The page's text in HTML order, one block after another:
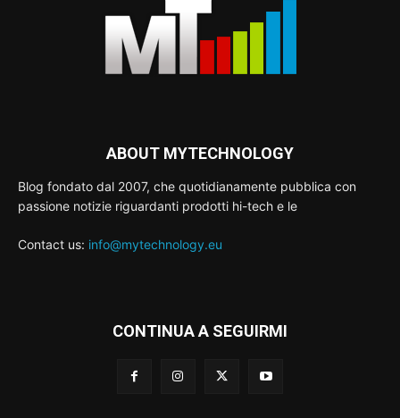
ABOUT MYTECHNOLOGY
Blog fondato dal 2007, che quotidianamente pubblica con
passione notizie riguardanti prodotti hi-tech e le
Contact us: info@mytechnology.eu
CONTINUA A SEGUIRMI